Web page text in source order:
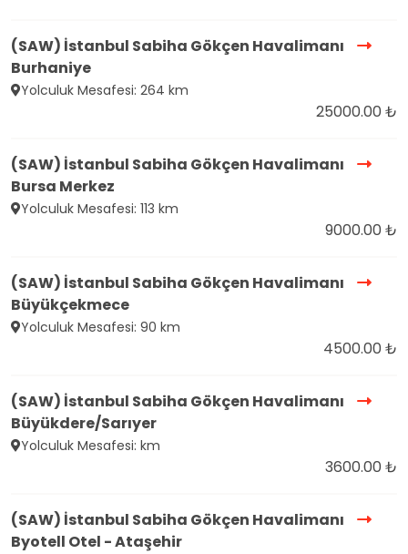
(SAW) İstanbul Sabiha Gökçen Havalimanı
Burhaniye
Yolculuk Mesafesi: 264 km
25000.00 ₺
(SAW) İstanbul Sabiha Gökçen Havalimanı
Bursa Merkez
Yolculuk Mesafesi: 113 km
9000.00 ₺
(SAW) İstanbul Sabiha Gökçen Havalimanı
Büyükçekmece
Yolculuk Mesafesi: 90 km
4500.00 ₺
(SAW) İstanbul Sabiha Gökçen Havalimanı
Büyükdere/Sarıyer
Yolculuk Mesafesi: km
3600.00 ₺
(SAW) İstanbul Sabiha Gökçen Havalimanı
Byotell Otel - Ataşehir